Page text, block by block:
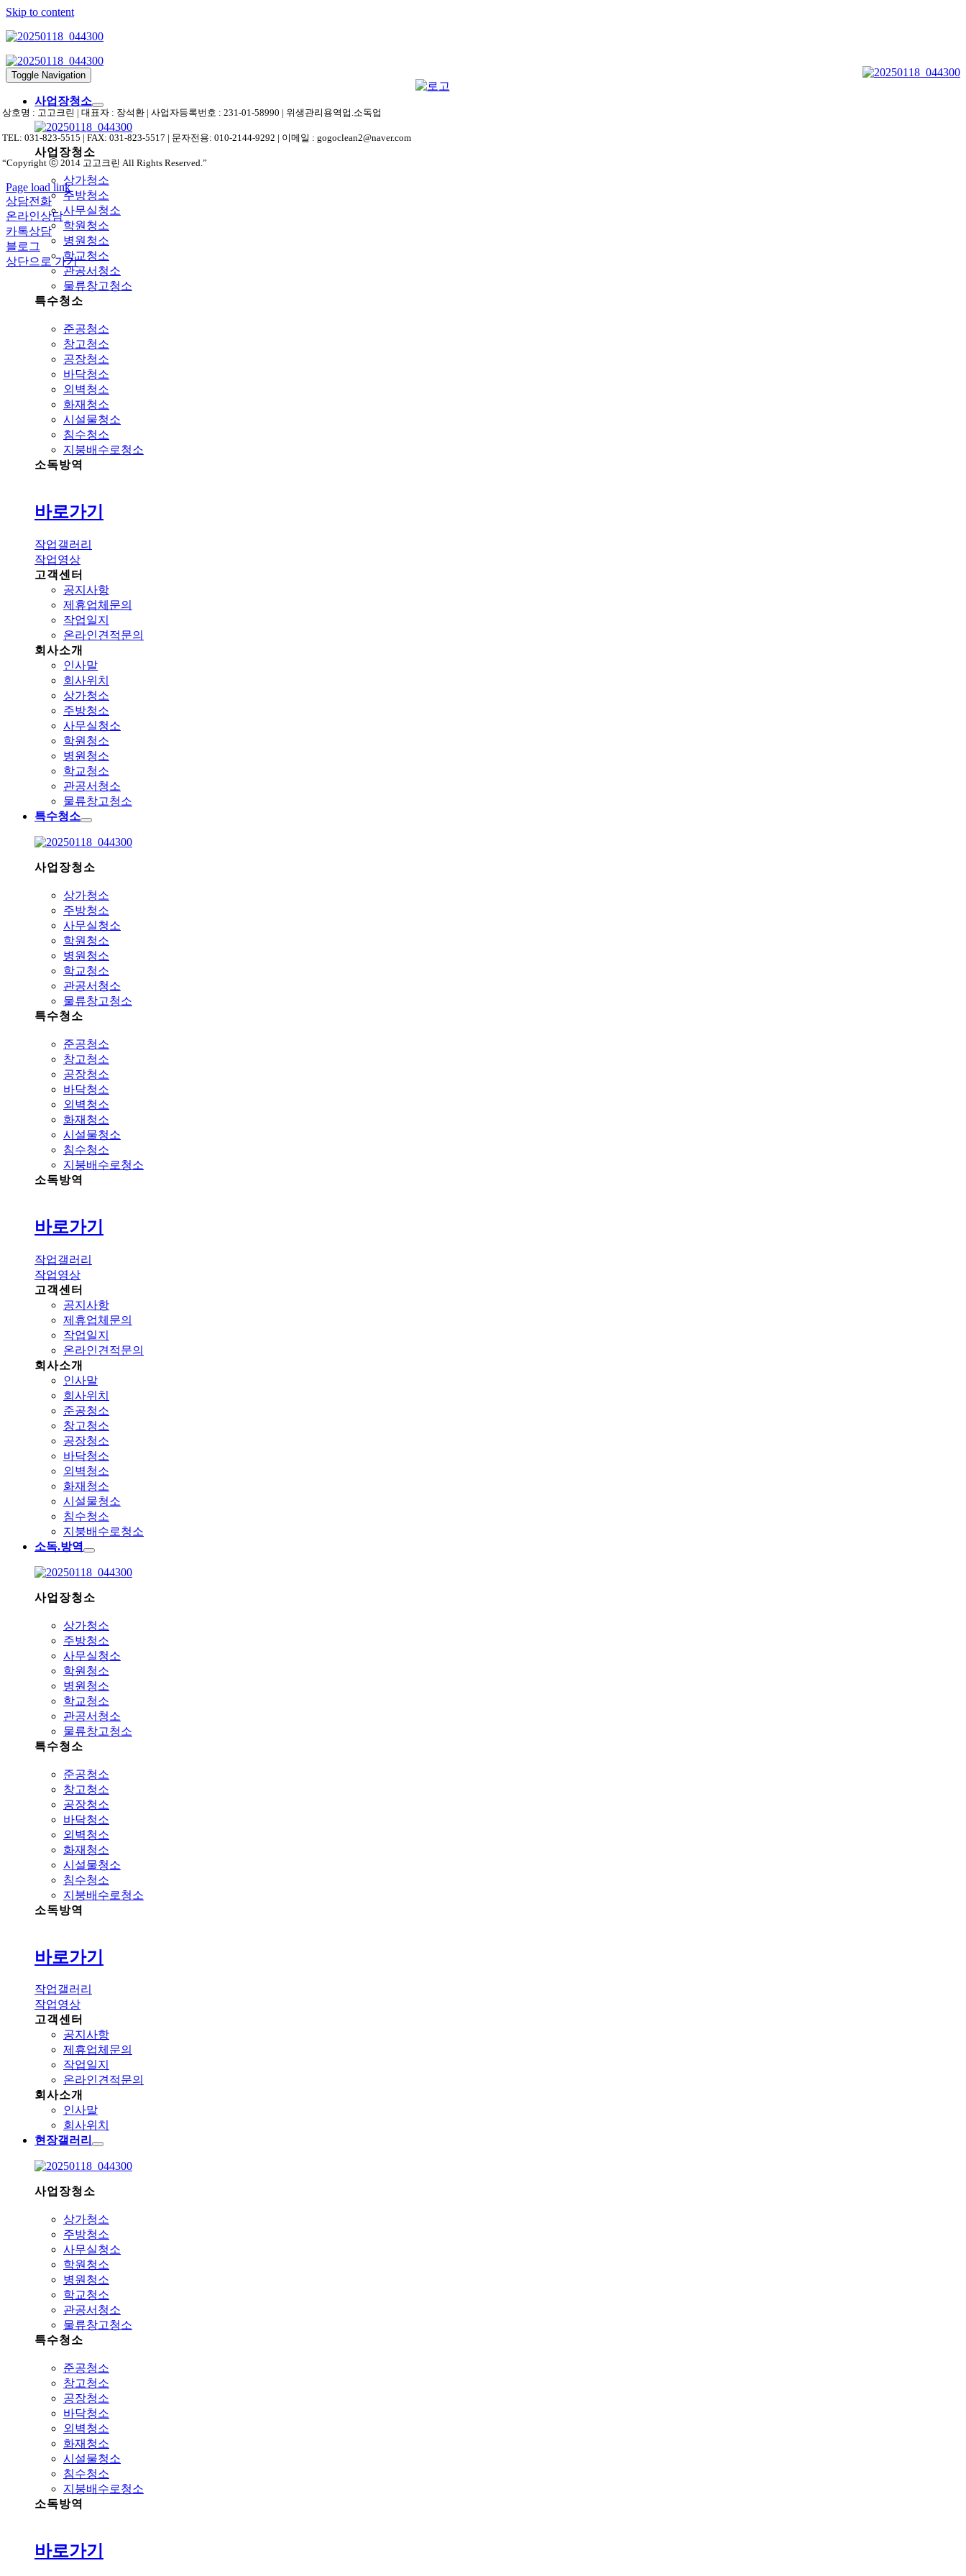
Skip to content
Toggle Navigation
사업장청소
사업장청소
상가청소
주방청소
사무실청소
학원청소
병원청소
학교청소
관공서청소
물류창고청소
특수청소
준공청소
창고청소
공장청소
바닥청소
외벽청소
화재청소
시설물청소
침수청소
지붕배수로청소
소독방역
바로가기
작업갤러리
작업영상
고객센터
공지사항
제휴업체문의
작업일지
온라인견적문의
회사소개
인사말
회사위치
상가청소
주방청소
사무실청소
학원청소
병원청소
학교청소
관공서청소
물류창고청소
특수청소
사업장청소
상가청소
주방청소
사무실청소
학원청소
병원청소
학교청소
관공서청소
물류창고청소
특수청소
준공청소
창고청소
공장청소
바닥청소
외벽청소
화재청소
시설물청소
침수청소
지붕배수로청소
소독방역
바로가기
작업갤러리
작업영상
고객센터
공지사항
제휴업체문의
작업일지
온라인견적문의
회사소개
인사말
회사위치
준공청소
창고청소
공장청소
바닥청소
외벽청소
화재청소
시설물청소
침수청소
지붕배수로청소
소독.방역
사업장청소
상가청소
주방청소
사무실청소
학원청소
병원청소
학교청소
관공서청소
물류창고청소
특수청소
준공청소
창고청소
공장청소
바닥청소
외벽청소
화재청소
시설물청소
침수청소
지붕배수로청소
소독방역
바로가기
작업갤러리
작업영상
고객센터
공지사항
제휴업체문의
작업일지
온라인견적문의
회사소개
인사말
회사위치
현장갤러리
사업장청소
상가청소
주방청소
사무실청소
학원청소
병원청소
학교청소
관공서청소
물류창고청소
특수청소
준공청소
창고청소
공장청소
바닥청소
외벽청소
화재청소
시설물청소
침수청소
지붕배수로청소
소독방역
바로가기
상호명 : 고고크린 | 대표자 : 장석환 | 사업자등록번호 : 231-01-58990 | 위생관리용역업.소독업
TEL: 031-823-5515 | FAX: 031-823-5517 | 문자전용: 010-2144-9292 | 이메일 : gogoclean2@naver.com
“Copyright ⓒ 2014 고고크린 All Rights Reserved.”
Page load link
상담전화
온라인상담
카톡상담
블로그
상단으로 가기